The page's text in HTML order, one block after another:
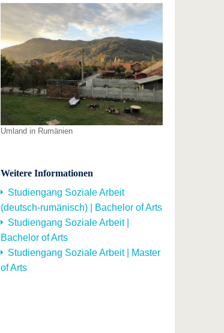
Umland in Rumänien
Weitere Informationen
Studiengang Soziale Arbeit
(deutsch-rumänisch) | Bachelor of Arts
Studiengang Soziale Arbeit |
Bachelor of Arts
Studiengang Soziale Arbeit | Master
of Arts